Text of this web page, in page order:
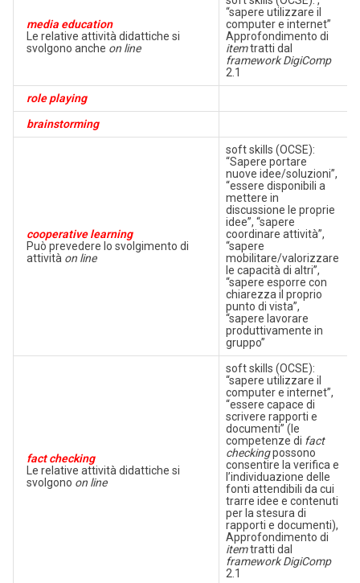
media education
Le relative attività didattiche si
svolgono anche on line
“sapere utilizzare il
computer e internet”
Approfondimento di
itemtratti dal
framework DigiComp
2.1
role playing
brainstorming
cooperative learning
Può prevedere lo svolgimento di
attività on line
soft skills (OCSE):
“Sapere portare
nuove idee/soluzioni”,
“essere disponibili a
mettere in
discussione le proprie
idee”, “sapere
coordinare attività”,
“sapere
mobilitare/valorizzare
le capacità di altri”,
“sapere esporre con
chiarezza il proprio
punto di vista”,
“sapere lavorare
produttivamente in
gruppo”
fact checking
Le relative attività didattiche si
svolgono on line
soft skills (OCSE):
“sapere utilizzare il
computer e internet”,
“essere capace di
scrivere rapporti e
documenti” (le
competenze di fact
checkingpossono
consentire la verifica e
l’individuazione delle
fonti attendibili da cui
trarre idee e contenuti
per la stesura di
rapporti e documenti),
Approfondimento di
itemtratti dal
framework DigiComp
2.1